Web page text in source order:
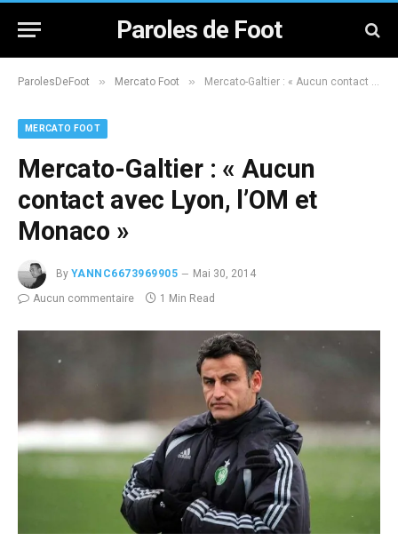
Paroles de Foot
ParolesDeFoot » Mercato Foot » Mercato-Galtier : « Aucun contact avec Lyon, l’OM et Monaco »
MERCATO FOOT
Mercato-Galtier : « Aucun
contact avec Lyon, l’OM et
Monaco »
By YANNC6673969905
Mai 30, 2014
Aucun commentaire
1 Min Read